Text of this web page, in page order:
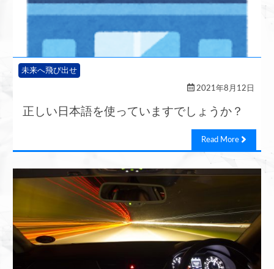
未来へ飛び出せ
2021年8月12日
正しい日本語を使っていますでしょうか？
Read More